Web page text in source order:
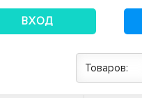
ВХОД
Товаров: